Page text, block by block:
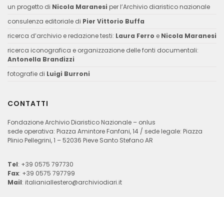
un progetto di Nicola Maranesi per l’Archivio diaristico nazionale
consulenza editoriale di Pier Vittorio Buffa
ricerca d’archivio e redazione testi: Laura Ferro e Nicola Maranesi
ricerca iconografica e organizzazione delle fonti documentali:
Antonella Brandizzi
fotografie di Luigi Burroni
CONTATTI
Fondazione Archivio Diaristico Nazionale – onlus
sede operativa: Piazza Amintore Fanfani, 14 / sede legale: Piazza
Plinio Pellegrini, 1 – 52036 Pieve Santo Stefano AR
Tel: +39 0575 797730
Fax: +39 0575 797799
Mail: italianiallestero@archiviodiari.it